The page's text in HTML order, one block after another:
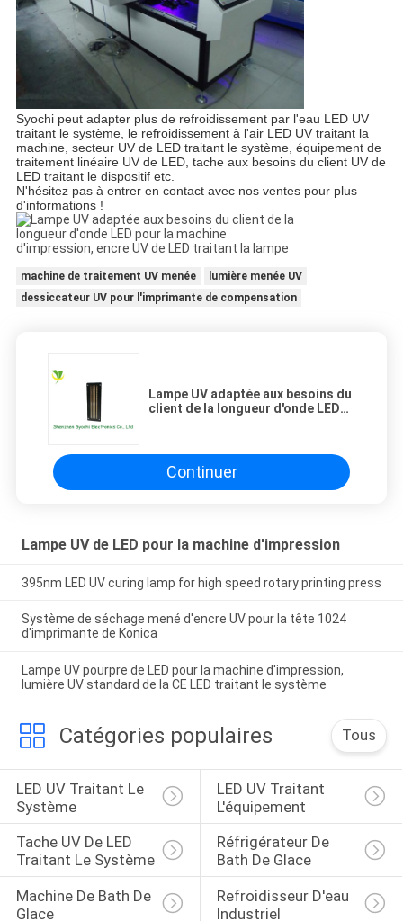
Syochi peut adapter plus de refroidissement par l'eau LED UV
traitant le système, le refroidissement à l'air LED UV traitant la
machine, secteur UV de LED traitant le système, équipement de
traitement linéaire UV de LED, tache aux besoins du client UV de
LED traitant le dispositif etc.
N'hésitez pas à entrer en contact avec nos ventes pour plus
d'informations !
machine de traitement UV menée
lumière menée UV
dessiccateur UV pour l'imprimante de compensation
Lampe UV adaptée aux besoins du
client de la longueur d'onde LED
Continuer
Lampe UV de LED pour la machine d'impression
395nm LED UV curing lamp for high speed rotary printing press
Système de séchage mené d'encre UV pour la tête 1024
d'imprimante de Konica
Lampe UV pourpre de LED pour la machine d'impression,
lumière UV standard de la CE LED traitant le système
Catégories populaires Tous
LED UV Traitant Le
Système
LED UV Traitant
L'équipement
Tache UV De LED
Traitant Le Système
Réfrigérateur De
Bath De Glace
Machine De Bath De
Glace
Refroidisseur D'eau
Industriel